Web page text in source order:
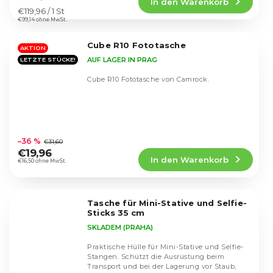
4,5
von
Sternen.
€99,14 ohne MwSt.
Verkaufspreis:
€119,96 / 1 St
AKTION
LETZTE STÜCKE!
Cube R10 Fototasche
durchschnittliche
Produktbewertung
ist
AUF LAGER IN PRAG
€16,50 ohne MwSt.
–36 % €31,60
€19,96
In den Warenkorb
Cube R10 Fototasche von Camrock.
Tasche für Mini-Stative und Selfie-
Sticks 35 cm
SKLADEM (PRAHA)
Praktische Hülle für Mini-Stative und Selfie-
Stangen. Schützt die Ausrüstung beim
Transport und bei der Lagerung vor Staub,